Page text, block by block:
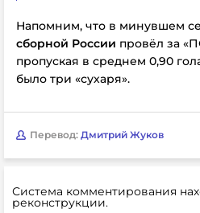
Напомним, что в минувшем
сборной России провёл за
пропуская в среднем 0,90
было три «сухаря».
Перевод: Дмитрий Жуков
Система комментирования
реконструкции.